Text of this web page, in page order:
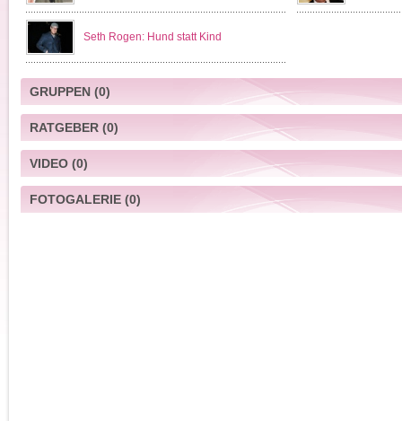
Seth Rogen: Hund statt Kind
GRUPPEN(0)
RATGEBER(0)
VIDEO(0)
FOTOGALERIE(0)